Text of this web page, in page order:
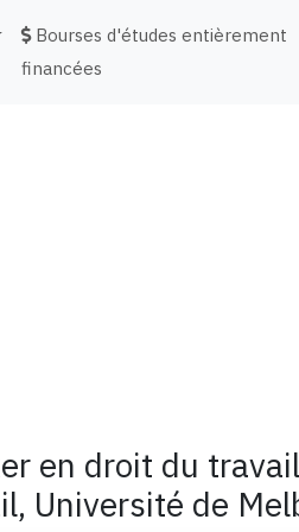
Bourses d'études entièrement
financées
en droit du
Université de